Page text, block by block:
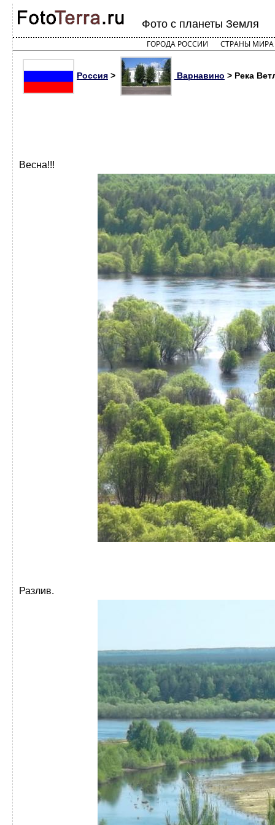
Фото с планеты Земля
ГОРОДА РОССИИ СТРАНЫ МИРА
Россия > Варнавино > Река
Весна!!!
Разлив.